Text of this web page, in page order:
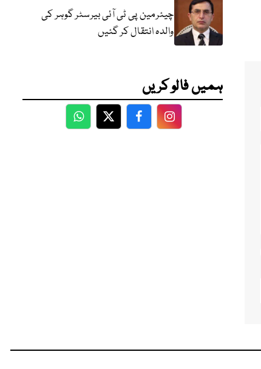
چیئرمین پی ٹی آئی بیرسٹر گوہر کی
والدہ انتقال کر گئیں
ہمیں فالو کریں
WhatsApp
TwitterFacebookFacebook